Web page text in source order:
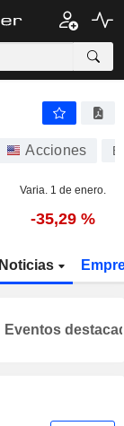
Acciones
Varia. 1 de enero.
-35,29 %
Noticias
Eventos